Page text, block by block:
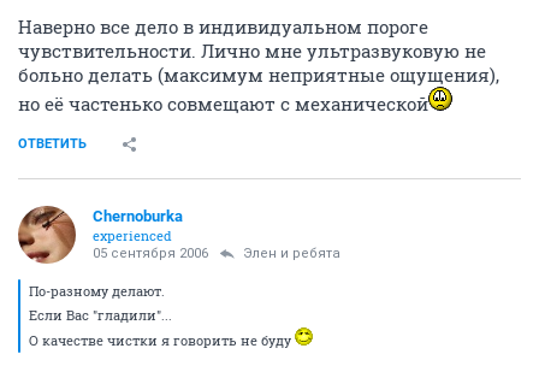
Наверно все дело в индивидуальном пороге
чувствительности. Лично мне ультразвуковую не
больно делать (максимум неприятные ощущения),
но её частенько совмещают с механической
ОТВЕТИТЬ
Chernoburka
experienced
05 сентября 2006 Элен и ребята
По-разному делают.
Если Вас "гладили"...
О качестве чистки я говорить не буду